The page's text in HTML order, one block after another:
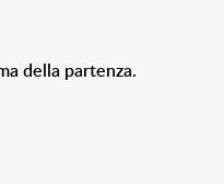
della partenza.